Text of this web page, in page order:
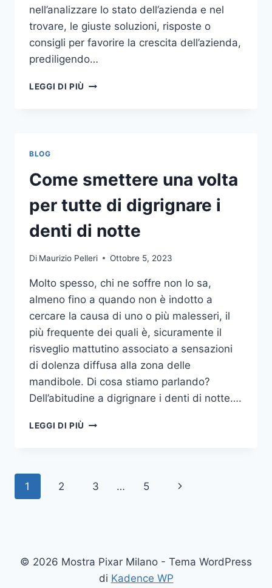
nell’analizzare lo stato dell’azienda e nel
trovare, le giuste soluzioni, risposte o
consigli per favorire la crescita dell’azienda,
prediligendo…
LEGGI DI PIÙ IL
BLOG
Come smettere una volta
per tutte di digrignare i
denti di notte
Di Maurizio Pelleri Ottobre 5, 2023
Molto spesso, chi ne soffre non lo sa,
almeno fino a quando non è indotto a
cercare la causa di uno o più malesseri, il
più frequente dei quali è, sicuramente il
risveglio mattutino associato a sensazioni
di dolenza diffusa alla zona delle
mandibole. Di cosa stiamo parlando?
Dell’abitudine a digrignare i denti di notte….
LEGGI DI PIÙ COME
TUTTE
NOTTE
Navigazione
1 2 3 … 5
Pagina
© 2026 Mostra Pixar Milano - Tema WordPress
di Kadence WP